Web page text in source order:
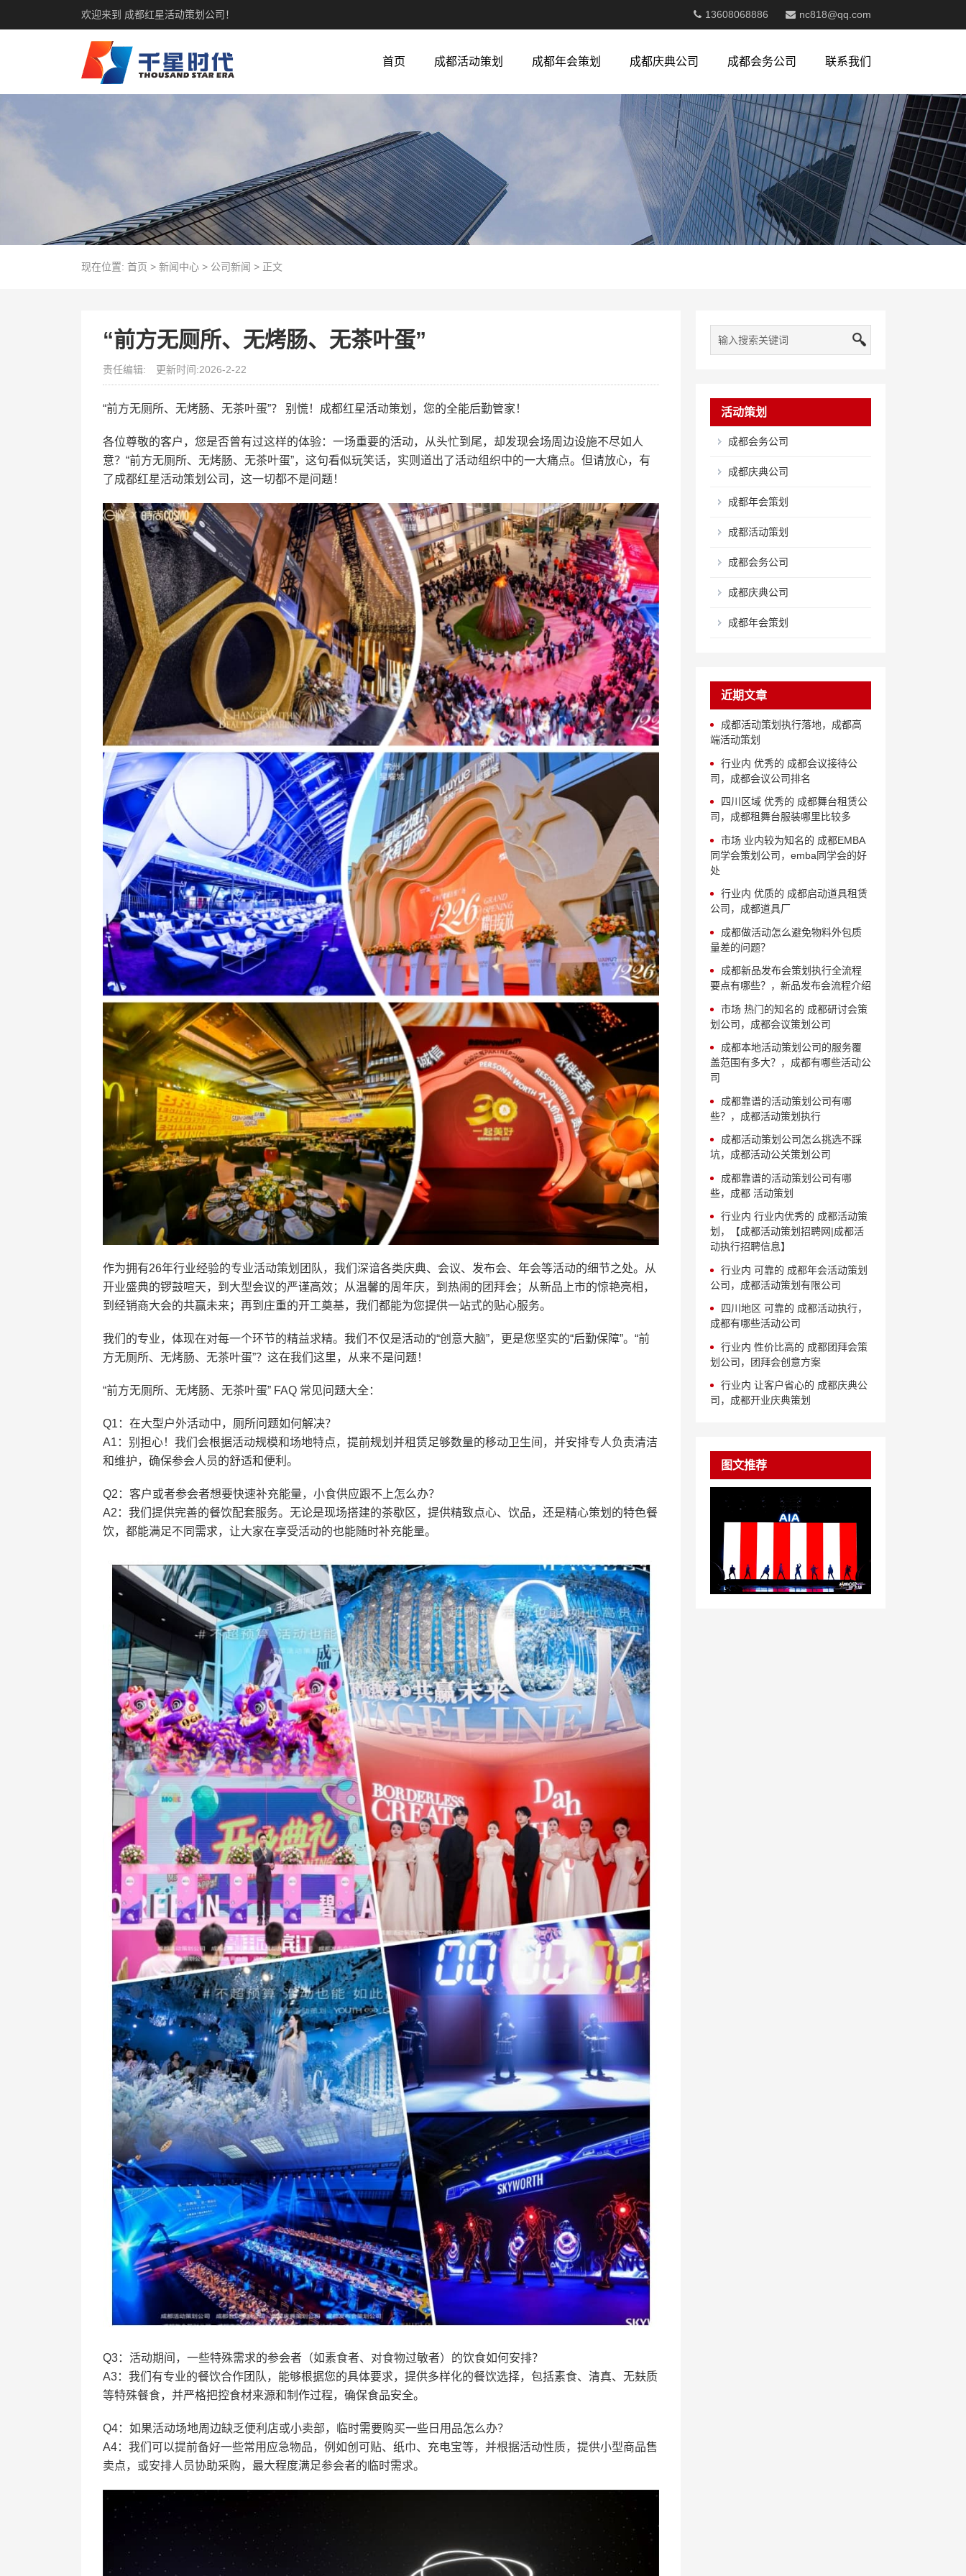
欢迎来到 成都红星活动策划公司！ 13608068886 nc818@qq.com
首页 成都活动策划 成都年会策划 成都庆典公司 成都会务公司 联系我们
现在位置: 首页 > 新闻中心> 公司新闻 > 正文
“前方无厕所、无烤肠、无茶叶蛋”
责任编辑: 更新时间:2026-2-22
“前方无厕所、无烤肠、无茶叶蛋”？ 别慌！成都红星活动策划，您的全能后勤管家！
各位尊敬的客户，您是否曾有过这样的体验：一场重要的活动，从头忙到尾，却发现会场周边设施不尽如人
意？“前方无厕所、无烤肠、无茶叶蛋”，这句看似玩笑话，实则道出了活动组织中的一大痛点。但请放心，有
了成都红星活动策划公司，这一切都不是问题！
作为拥有26年行业经验的专业活动策划团队，我们深谙各类庆典、会议、发布会、年会等活动的细节之处。从
开业盛典的锣鼓喧天，到大型会议的严谨高效；从温馨的周年庆，到热闹的团拜会；从新品上市的惊艳亮相，
到经销商大会的共赢未来；再到庄重的开工奠基，我们都能为您提供一站式的贴心服务。
我们的专业，体现在对每一个环节的精益求精。我们不仅是活动的“创意大脑”，更是您坚实的“后勤保障”。“前
方无厕所、无烤肠、无茶叶蛋”？这在我们这里，从来不是问题！
“前方无厕所、无烤肠、无茶叶蛋” FAQ 常见问题大全：
Q1：在大型户外活动中，厕所问题如何解决？
A1：别担心！我们会根据活动规模和场地特点，提前规划并租赁足够数量的移动卫生间，并安排专人负责清洁
和维护，确保参会人员的舒适和便利。
Q2：客户或者参会者想要快速补充能量，小食供应跟不上怎么办？
A2：我们提供完善的餐饮配套服务。无论是现场搭建的茶歇区，提供精致点心、饮品，还是精心策划的特色餐
饮，都能满足不同需求，让大家在享受活动的也能随时补充能量。
Q3：活动期间，一些特殊需求的参会者（如素食者、对食物过敏者）的饮食如何安排？
A3：我们有专业的餐饮合作团队，能够根据您的具体要求，提供多样化的餐饮选择，包括素食、清真、无麸质
等特殊餐食，并严格把控食材来源和制作过程，确保食品安全。
Q4：如果活动场地周边缺乏便利店或小卖部，临时需要购买一些日用品怎么办？
A4：我们可以提前备好一些常用应急物品，例如创可贴、纸巾、充电宝等，并根据活动性质，提供小型商品售
卖点，或安排人员协助采购，最大程度满足参会者的临时需求。
活动策划
成都会务公司
成都庆典公司
成都年会策划
成都活动策划
成都会务公司
成都庆典公司
成都年会策划
近期文章
成都活动策划执行落地，成都高
端活动策划
行业内 优秀的 成都会议接待公
司，成都会议公司排名
四川区域 优秀的 成都舞台租赁公
司，成都租舞台服装哪里比较多
市场 业内较为知名的 成都EMBA
同学会策划公司，emba同学会的好
处
行业内 优质的 成都启动道具租赁
公司，成都道具厂
成都做活动怎么避免物料外包质
量差的问题？
成都新品发布会策划执行全流程
要点有哪些？，新品发布会流程介绍
市场 热门的知名的 成都研讨会策
划公司，成都会议策划公司
成都本地活动策划公司的服务覆
盖范围有多大？，成都有哪些活动公
司
成都靠谱的活动策划公司有哪
些？，成都活动策划执行
成都活动策划公司怎么挑选不踩
坑，成都活动公关策划公司
成都靠谱的活动策划公司有哪
些，成都 活动策划
行业内 行业内优秀的 成都活动策
划，【成都活动策划招聘网|成都活
动执行招聘信息】
行业内 可靠的 成都年会活动策划
公司，成都活动策划有限公司
四川地区 可靠的 成都活动执行，
成都有哪些活动公司
行业内 性价比高的 成都团拜会策
划公司，团拜会创意方案
行业内 让客户省心的 成都庆典公
司，成都开业庆典策划
图文推荐